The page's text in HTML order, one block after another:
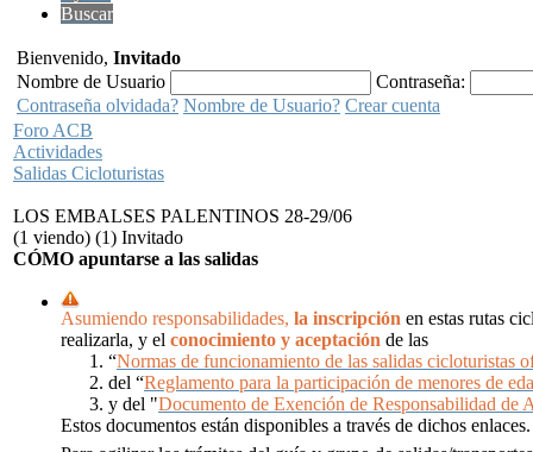
Buscar
Bienvenido, Invitado
Nombre de Usuario
Contraseña:
Contraseña olvidada? Nombre de Usuario? Crear cuenta
Foro ACB
Actividades
Salidas Cicloturistas
LOS EMBALSES PALENTINOS 28-29/06
(1 viendo) (1) Invitado
CÓMO apuntarse a las salidas
Asumiendo responsabilidades, la inscripción en estas rutas
realizarla, y el conocimiento y aceptación de las
“Normas de funcionamiento de las salidas cicloturistas
del “Reglamento para la participación de menores de
y del "Documento de Exención de Responsabilidad de
Estos documentos están disponibles a través de dichos enlaces.